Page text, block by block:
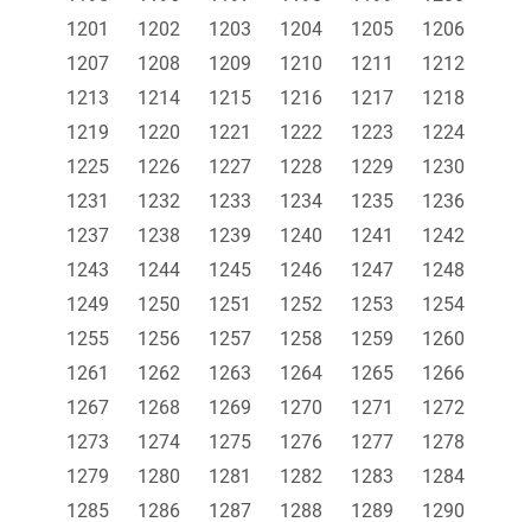
1201
1202 1203 1204 1205
1206
1207
1208 1209 1210 1211
1212
1213
1214 1215 1216 1217
1218
1219
1220 1221 1222 1223
1224
1225
1226 1227 1228 1229
1230
1231
1232 1233 1234 1235
1236
1237
1238 1239 1240 1241
1242
1243
1244 1245 1246 1247
1248
1249
1250 1251 1252 1253
1254
1255
1256 1257 1258 1259
1260
1261
1262 1263 1264 1265
1266
1267
1268 1269 1270 1271
1272
1273
1274 1275 1276 1277
1278
1279
1280 1281 1282 1283
1284
1285
1286 1287 1288 1289
1290